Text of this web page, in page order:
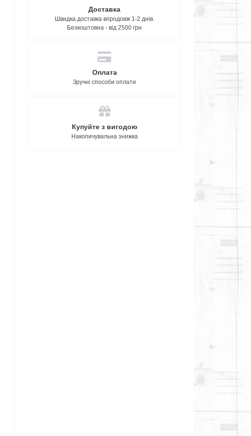
Доставка
Швидка доставка впродовж 1-2 днів.
Безкоштовна - від 2500 грн
Оплата
Зручні способи оплати
Купуйте з вигодою
Накопичувальна знижка